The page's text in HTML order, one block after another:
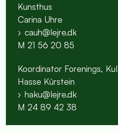
Kunsthus
Carina Uhre
cauh@lejre.dk
M 21 56 20 85
Koordinator Forenings,
Hasse Kürstein
haku@lejre.dk
M 24 89 42 38